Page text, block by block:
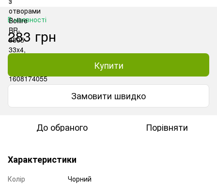
В наявності
283 грн
Купити
Замовити швидко
До обраного Порівняти
Характеристики
Колір
Чорний